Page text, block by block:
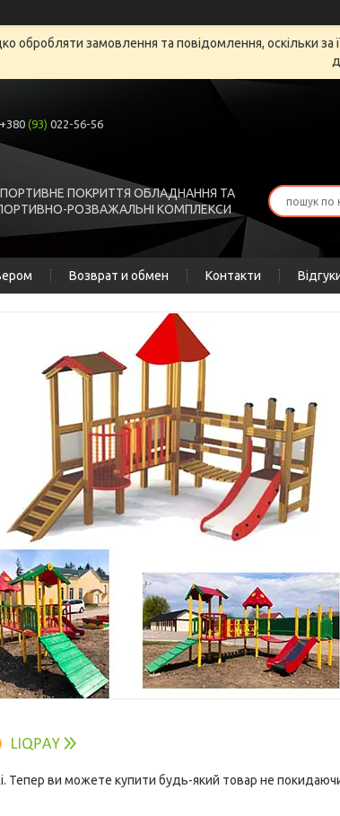
обробляти замовлення та повідомлення, оскільки
+380 (93) 022-56-56
ПОКРИТТЯ ОБЛАДНАННЯ ТА
РОЗВАЖАЛЬНІ КОМПЛЕКСИ
Возврат и обмен Контакти
Тепер ви можете купити будь-який товар не